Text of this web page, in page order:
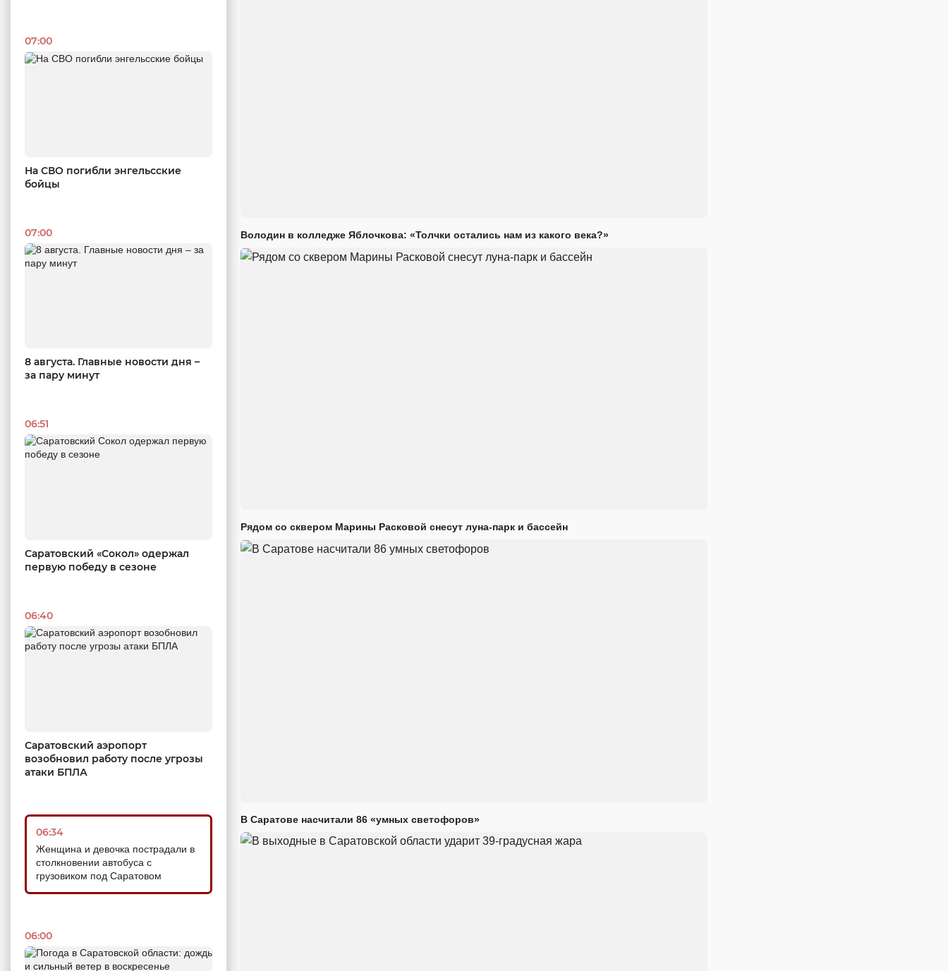
07:00
На СВО погибли энгельсские
бойцы
07:00
8 августа. Главные новости дня –
за пару минут
06:51
Саратовский «Сокол» одержал
первую победу в сезоне
06:40
Саратовский аэропорт
возобновил работу после угрозы
атаки БПЛА
06:34
Женщина и девочка пострадали в
столкновении автобуса с
грузовиком под Саратовом
06:00
Володин в колледже Яблочкова: «Толчки остались нам из какого века?»
Рядом со сквером Марины Расковой снесут луна-парк и бассейн
В Саратове насчитали 86 «умных светофоров»